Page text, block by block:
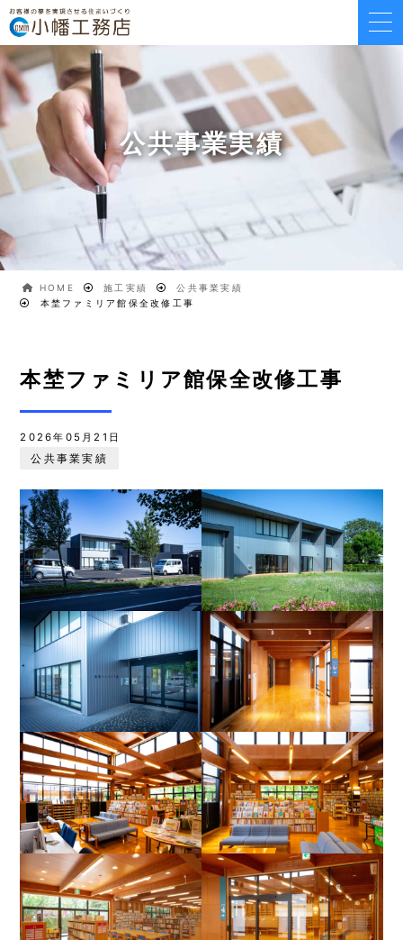
公共事業実績
HOME 施工実績
公共事業実績
本埜ファミリア館保全改修工事
本埜ファミリア館保全改修工事
2026年05月21日
公共事業実績